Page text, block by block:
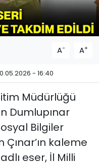
A- A+
- 16:40
Müdürlüğü
Dumlupınar
Bilgiler
kaleme
eser, İl Milli